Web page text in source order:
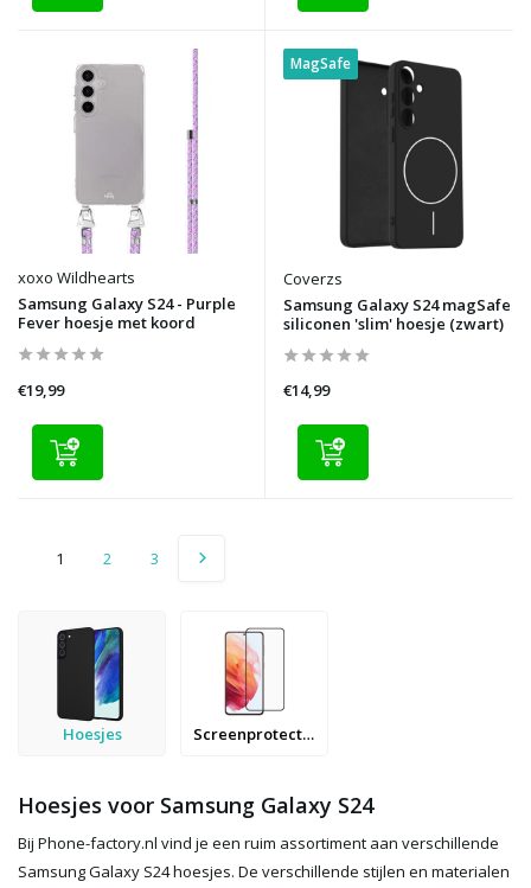
xoxo Wildhearts
Samsung Galaxy S24 - Purple
Fever hoesje met koord
€19,99
MagSafe
Coverzs
Samsung Galaxy S24 magSafe
siliconen 'slim' hoesje (zwart)
€14,99
1 2 3
Hoesjes Screenprotectors
Hoesjes voor Samsung Galaxy S24
Bij Phone-factory.nl vind je een ruim assortiment aan verschillende
Samsung Galaxy S24 hoesjes. De verschillende stijlen en materialen